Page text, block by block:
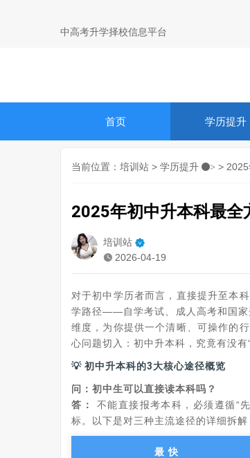
中高考升学择校信息平台
首页 学历提升
当前位置： 培训站 > 学历提升 > >
2025年初中升本科最全
培训站
2026-04-19
对于初中学历者而言，直接提升至本
学路径——自学考试、成人高考和国家
维度，为你提供一个清晰、可操作的
心问题切入：初中升本科，究竟有没有
💡 初中升本科的3大核心途径概览
问：初中生可以直接读本科吗？
答：
不能直接报考本科，必须遵循“
标。以下是对三种主流途径的详细拆解
最快